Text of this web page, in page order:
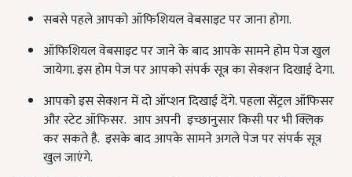
सबसे पहले आपको ऑफिशियल वेबसाइट पर जाना होगा.
ऑफिशियल वेबसाइट पर जाने के बाद आपके सामने होम पेज खुल
जायेगा. इस होम पेज पर आपको संपर्क सूत्र का सेक्शन दिखाई देगा.
आपको इस सेक्शन में दो ऑप्शन दिखाई देंगे. पहला सेंट्रल ऑफिसर
और स्टेट ऑफिसर. आप अपनी इच्छानुसार किसी पर भी क्लिक
कर सकते है. इसके बाद आपके सामने अगले पेज पर संपर्क सूत्र
खुल जाएंगे.